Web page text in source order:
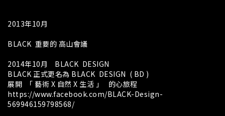
2013年10月
BLACK 重要的 高山會議
2014年10月 BLACK DESIGN
BLACK 正式更名為 BLACK DESIGN ( BD )
展開 「 藝術 X 自然 X 生活 」 的心旅程
https://www.facebook.com/BLACK-Design-
569946159798568/